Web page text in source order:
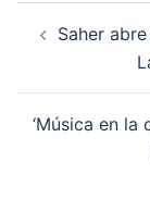
de Saher
‘Música en la